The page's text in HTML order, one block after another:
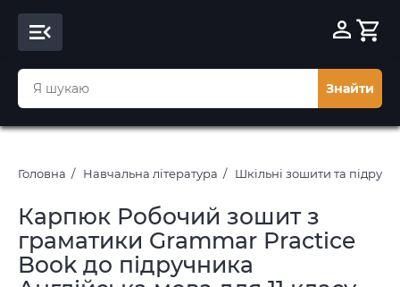
Знайти
Головна Навчальна література Шкільні зошити та
Карпюк Робочий зошит з
граматики Grammar Practice
Book до підручника